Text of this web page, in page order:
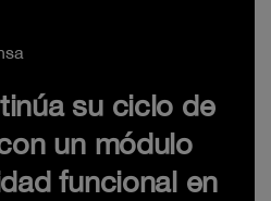
su ciclo de
un módulo
funcional en